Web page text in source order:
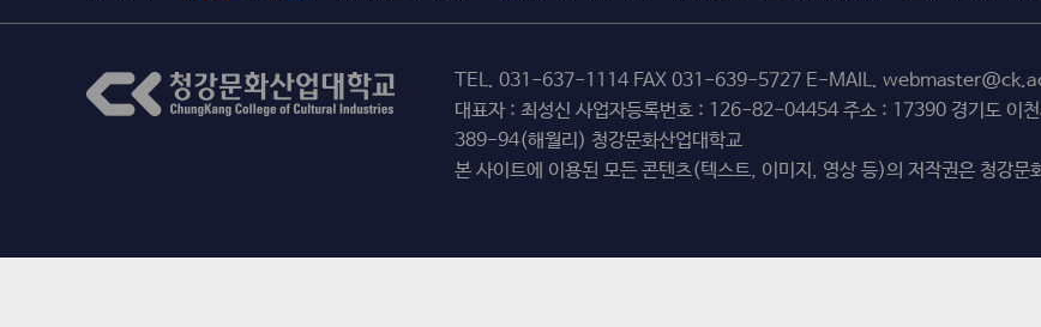
TEL. 031-637-1114 FAX 031-639-5727 E-MAIL.
대표자 : 최성신 사업자등록번호 : 126-82-04454 주소 : 17390 경기도 이천
389-94(해월리) 청강문화산업대학교
본 사이트에 이용된 모든 콘텐츠(텍스트, 이미지, 영상 등)의 저작권은 청강문